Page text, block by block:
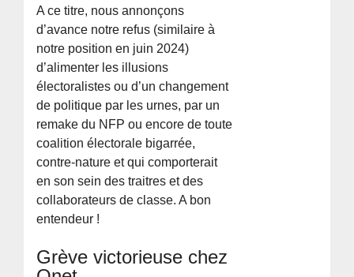
A ce titre, nous annonçons
d’avance notre refus (similaire à
notre position en juin 2024)
d’alimenter les illusions
électoralistes ou d’un changement
de politique par les urnes, par un
remake du NFP ou encore de toute
coalition électorale bigarrée,
contre-nature et qui comporterait
en son sein des traitres et des
collaborateurs de classe. A bon
entendeur !
Grève victorieuse chez